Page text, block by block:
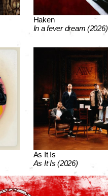
Haken
In a fever dream (2026)
As It Is
As It Is (2026)